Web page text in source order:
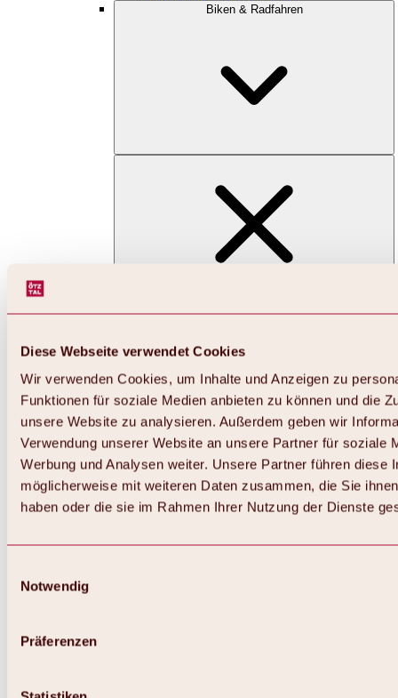
Diese Webseite verwendet Cookies
Wir verwenden Cookies, um Inhalte und Anzeigen zu
Funktionen für soziale Medien anbieten zu können und die
unsere Website zu analysieren. Außerdem geben wir
Verwendung unserer Website an unsere Partner für soziale
Werbung und Analysen weiter. Unsere Partner führen diese
möglicherweise mit weiteren Daten zusammen, die Sie
haben oder die sie im Rahmen Ihrer Nutzung der Dienste
Notwendig
Präferenzen
Biken & Radfahren